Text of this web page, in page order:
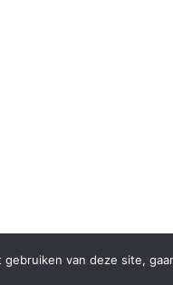
van deze site,